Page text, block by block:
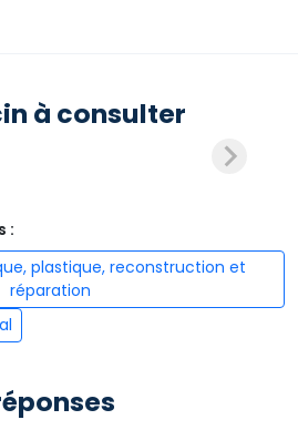
à consulter
:
plastique, reconstruction et
réparation